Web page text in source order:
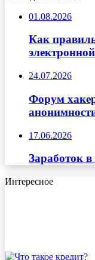
01.08.2026
Как
24.07.2026
Форум
17.06.2026
Заработок в
Интересное